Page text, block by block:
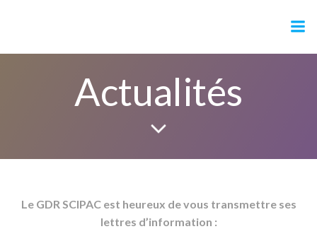
Actualités
Le GDR SCIPAC est heureux de vous transmettre ses
lettres d’information :